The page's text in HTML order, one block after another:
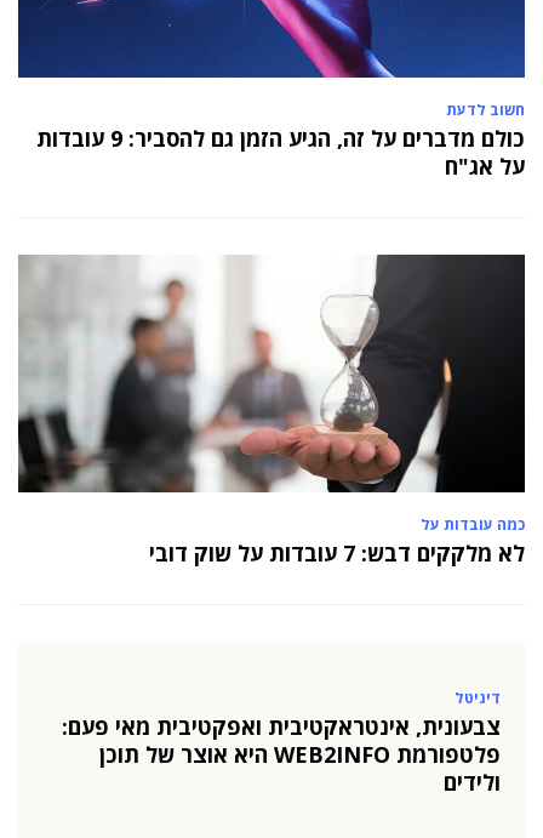
חשוב לדעת
כולם מדברים על זה, הגיע הזמן גם להסביר: 9 עובדות
על אג"ח
כמה עובדות על
לא מלקקים דבש: 7 עובדות על שוק דובי
דיגיטל
צבעונית, אינטראקטיבית ואפקטיבית מאי פעם:
פלטפורמת WEB2INFO היא אוצר של תוכן
ולידים